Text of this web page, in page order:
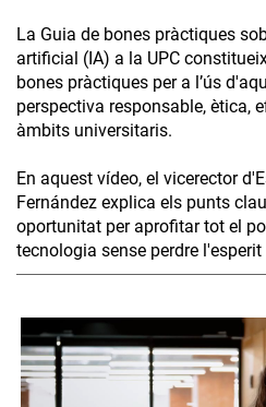
La Guia de bones pràctiques
artificial (IA) a la UPC
bones pràctiques per a l’ús
perspectiva responsable, ètica,
àmbits universitaris.
En aquest vídeo, el vicerector
Fernández explica els punts
oportunitat per aprofitar tot el
tecnologia sense perdre l'esperit